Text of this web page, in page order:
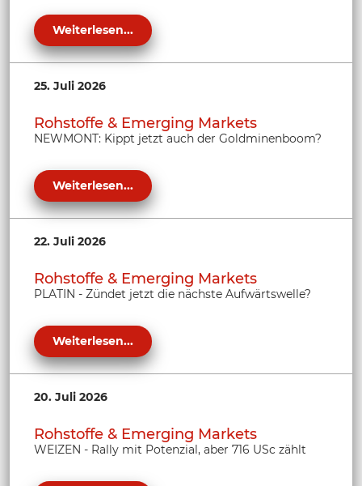
Weiterlesen...
25. Juli 2026
Rohstoffe & Emerging Markets
NEWMONT: Kippt jetzt auch der Goldminenboom?
Weiterlesen...
22. Juli 2026
Rohstoffe & Emerging Markets
PLATIN - Zündet jetzt die nächste Aufwärtswelle?
Weiterlesen...
20. Juli 2026
Rohstoffe & Emerging Markets
WEIZEN - Rally mit Potenzial, aber 716 USc zählt